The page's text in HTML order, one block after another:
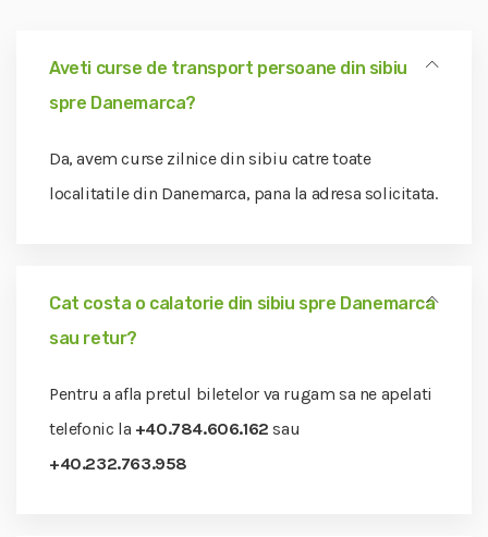
Aveti curse de transport persoane din sibiu
spre Danemarca?
Da, avem curse zilnice din sibiu catre toate
localitatile din Danemarca, pana la adresa solicitata.
Cat costa o calatorie din sibiu spre Danemarca
sau retur?
Pentru a afla pretul biletelor va rugam sa ne apelati
telefonic la +40.784.606.162 sau
+40.232.763.958